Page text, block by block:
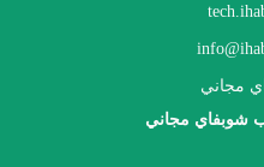
مجاني
شوبفاي مجاني